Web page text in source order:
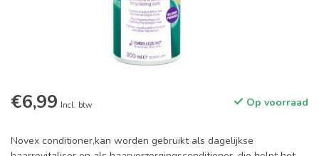
€6,99 Incl. btw Op voorraad
Novex conditioner,kan worden gebruikt als dagelijkse